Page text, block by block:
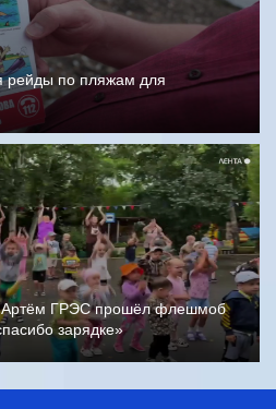
рейды по пляжам для
Артём ГРЭС прошёл флешмоб
зарядке»